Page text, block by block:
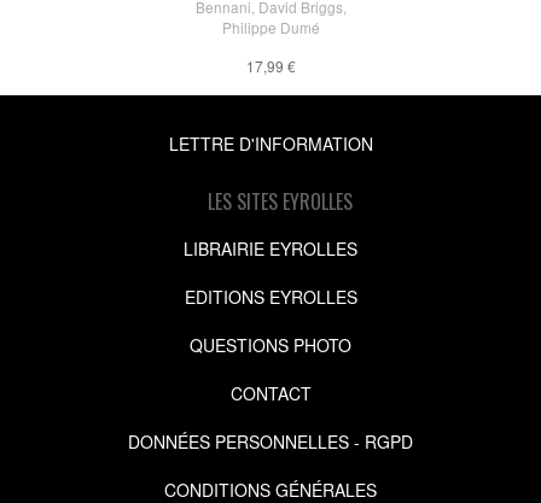
Bennani David Briggs,
Philippe Dumé
17,99 €
LETTRE D'INFORMATION
LES SITES EYROLLES
LIBRAIRIE EYROLLES
EDITIONS EYROLLES
QUESTIONS PHOTO
CONTACT
DONNÉES PERSONNELLES - RGPD
CONDITIONS GÉNÉRALES